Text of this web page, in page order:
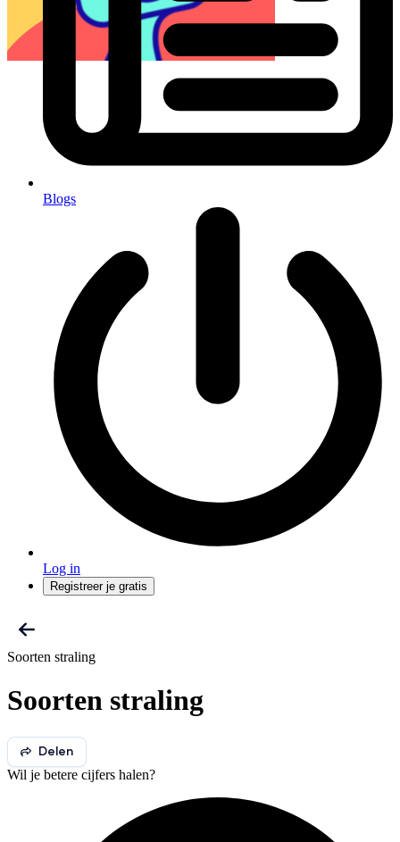
Blogs
Log in
Registreer je gratis
Soorten straling
Soorten straling
Delen
Wil je betere cijfers halen?